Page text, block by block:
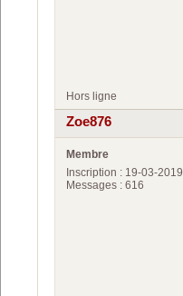
Hors ligne
Zoe876
Membre
Inscription : 19-03-2019
Messages : 616